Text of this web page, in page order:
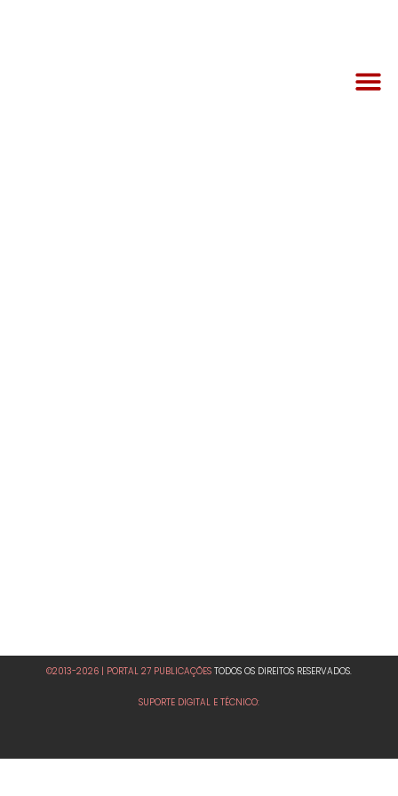
©2013-2026 | PORTAL 27 PUBLICAÇÕES TODOS OS DIREITOS RESERVADOS.
SUPORTE DIGITAL E TÉCNICO: